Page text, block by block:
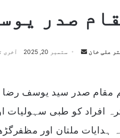
صدر
علی خان
S
n
m
ستمبر 20, 2025 آخری
مقام صدر سید یوسف رضا
افراد کو طبی سہولیات
ہدایات ملتان اور